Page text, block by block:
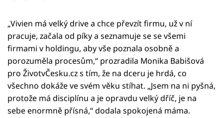
„Vivien má velký drive a chce převzít firmu, už v ní
pracuje, začala od píky a seznamuje se se všemi
firmami v holdingu, aby vše poznala osobně a
porozuměla procesům,“ prozradila Monika Babišová
pro ŽivotvČesku.cz s tím, že na dceru je hrdá, co
všechno dokáže ve svém věku stíhat. „Jsem na ni pyšná,
protože má disciplínu a je opravdu velký dříč, je na
sebe enormně přísná,“ dodala spokojená máma.